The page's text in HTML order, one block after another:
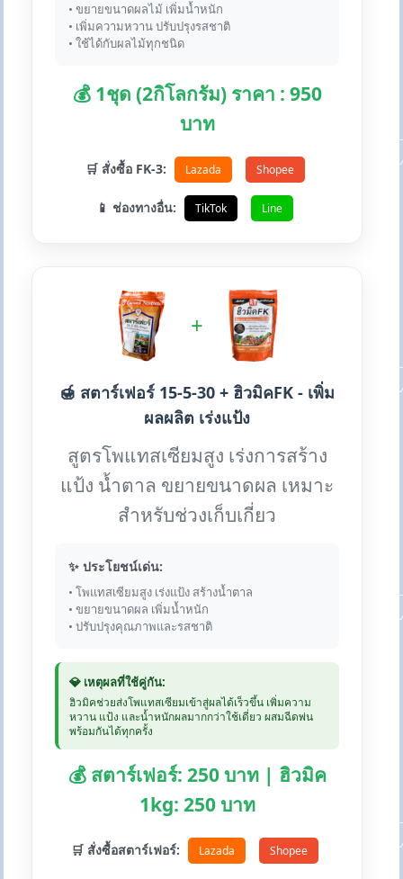
• ขยายขนาดผลไม้ เพิ่มน้ำหนัก
• เพิ่มความหวาน ปรับปรุงรสชาติ
• ใช้ได้กับผลไม้ทุกชนิด
💰 1ชุด (2กิโลกรัม) ราคา : 950
บาท
🛒 สั่งซื้อ FK-3: Lazada Shopee
📱 ช่องทางอื่น: TikTok Line
+
🍯 สตาร์เฟอร์ 15-5-30 + ฮิวมิคFK - เพิ่ม
ผลผลิต เร่งแป้ง
สูตรโพแทสเซียมสูง เร่งการสร้าง
แป้ง น้ำตาล ขยายขนาดผล เหมาะ
สำหรับช่วงเก็บเกี่ยว
✨ ประโยชน์เด่น:
• โพแทสเซียมสูง เร่งแป้ง สร้างน้ำตาล
• ขยายขนาดผล เพิ่มน้ำหนัก
• ปรับปรุงคุณภาพและรสชาติ
💎 เหตุผลที่ใช้คู่กัน:
ฮิวมิคช่วยส่งโพแทสเซียมเข้าสู่ผลได้เร็วขึ้น เพิ่มความ
หวาน แป้ง และน้ำหนักผลมากกว่าใช้เดี่ยว ผสมฉีดพ่น
พร้อมกันได้ทุกครั้ง
💰 สตาร์เฟอร์: 250 บาท | ฮิวมิค
1kg: 250 บาท
🛒 สั่งซื้อสตาร์เฟอร์: Lazada Shopee